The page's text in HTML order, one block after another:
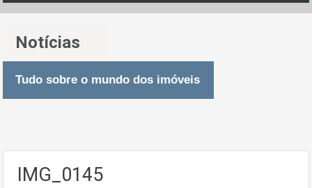
Notícias
Tudo sobre o mundo dos imóveis
IMG_0145